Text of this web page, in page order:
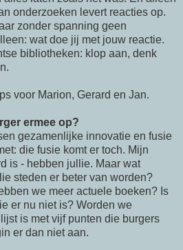
onderzoeken levert reacties op.
zonder spanning geen
wat doe jij met jouw reactie.
bibliotheken: klop aan, denk
voor Marion, Gerard en Jan.
ermee op?
gezamenlijke innovatie en fusie
die fusie komt er toch. Mijn
is - hebben jullie. Maar wat
steden er beter van worden?
we meer actuele boeken? Is
er nu niet is? Worden we
is met vijf punten die burgers
er dan niet aan.